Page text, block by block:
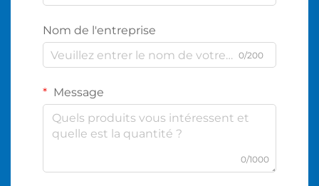
Nom de l'entreprise
0/200
Message
0/1000